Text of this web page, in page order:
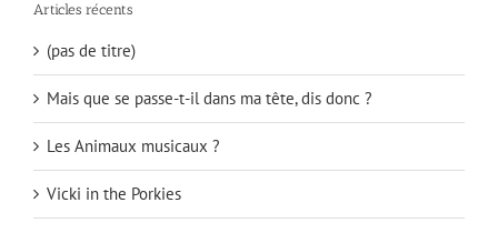
Articles récents
(pas de titre)
Mais que se passe-t-il dans ma tête, dis donc ?
Les Animaux musicaux ?
Vicki in the Porkies